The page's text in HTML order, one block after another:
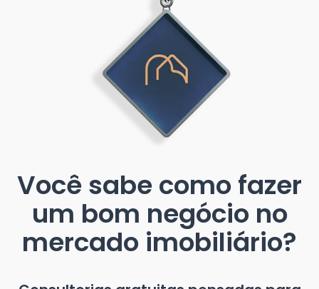
Você sabe como fazer
um bom negócio no
mercado imobiliário?